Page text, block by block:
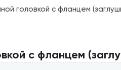
головкой c фланцем
c фланцем